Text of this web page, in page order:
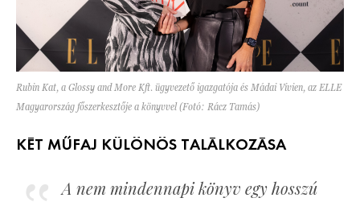
Rubin Kat, a Glossy and More Kft. ügyvezető igazgatója és Mádai Vivien, az ELLE
Magyarország főszerkesztője a könyvvel (Fotó: Rácz Tamás)
KÉT MŰFAJ KÜLÖNÖS TALÁLKOZÁSA
A nem mindennapi könyv egy hosszú